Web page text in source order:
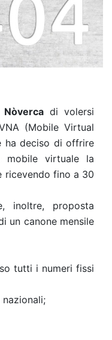
Nòverca di volersi
(Mobile Virtual
ha deciso di offrire
mobile virtuale la
ricevendo fino a 30
inoltre, proposta
un canone mensile
tutti i numeri fissi